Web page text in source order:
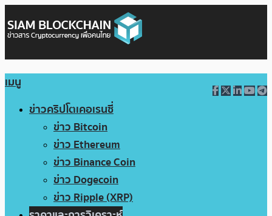
เมนู
ข่าวคริปโตเคอเรนซี่
ข่าว Bitcoin
ข่าว Ethereum
ข่าว Binance Coin
ข่าว Dogecoin
ข่าว Ripple (XRP)